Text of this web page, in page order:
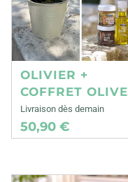
OLIVIER +
COFFRET OLIVE
Livraison dès demain
50,90 €